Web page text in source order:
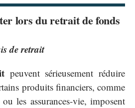
lors du retrait de fonds
de retrait
peuvent sérieusement réduire
produits financiers, comme
les assurances-vie, imposent